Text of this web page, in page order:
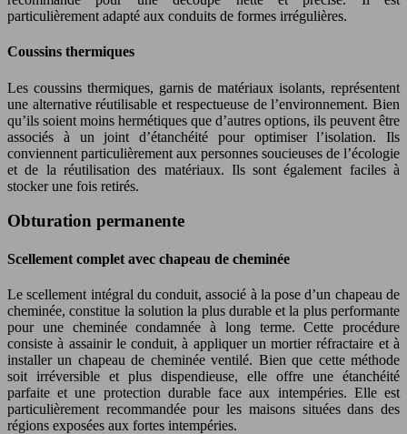
particulièrement adapté aux conduits de formes irrégulières.
Coussins thermiques
Les coussins thermiques, garnis de matériaux isolants, représentent
une alternative réutilisable et respectueuse de l’environnement. Bien
qu’ils soient moins hermétiques que d’autres options, ils peuvent être
associés à un joint d’étanchéité pour optimiser l’isolation. Ils
conviennent particulièrement aux personnes soucieuses de l’écologie
et de la réutilisation des matériaux. Ils sont également faciles à
stocker une fois retirés.
Obturation permanente
Scellement complet avec chapeau de cheminée
Le scellement intégral du conduit, associé à la pose d’un chapeau de
cheminée, constitue la solution la plus durable et la plus performante
pour une cheminée condamnée à long terme. Cette procédure
consiste à assainir le conduit, à appliquer un mortier réfractaire et à
installer un chapeau de cheminée ventilé. Bien que cette méthode
soit irréversible et plus dispendieuse, elle offre une étanchéité
parfaite et une protection durable face aux intempéries. Elle est
particulièrement recommandée pour les maisons situées dans des
régions exposées aux fortes intempéries.